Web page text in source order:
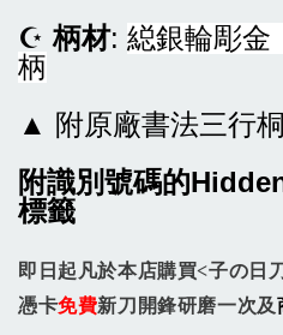
☪柄材: 縂銀輪彫金
柄
▲ 附原廠書法三行
附識別號碼的
標籤
即日起凡於本店購買<子の日
憑卡免費新刀開鋒研磨一次及